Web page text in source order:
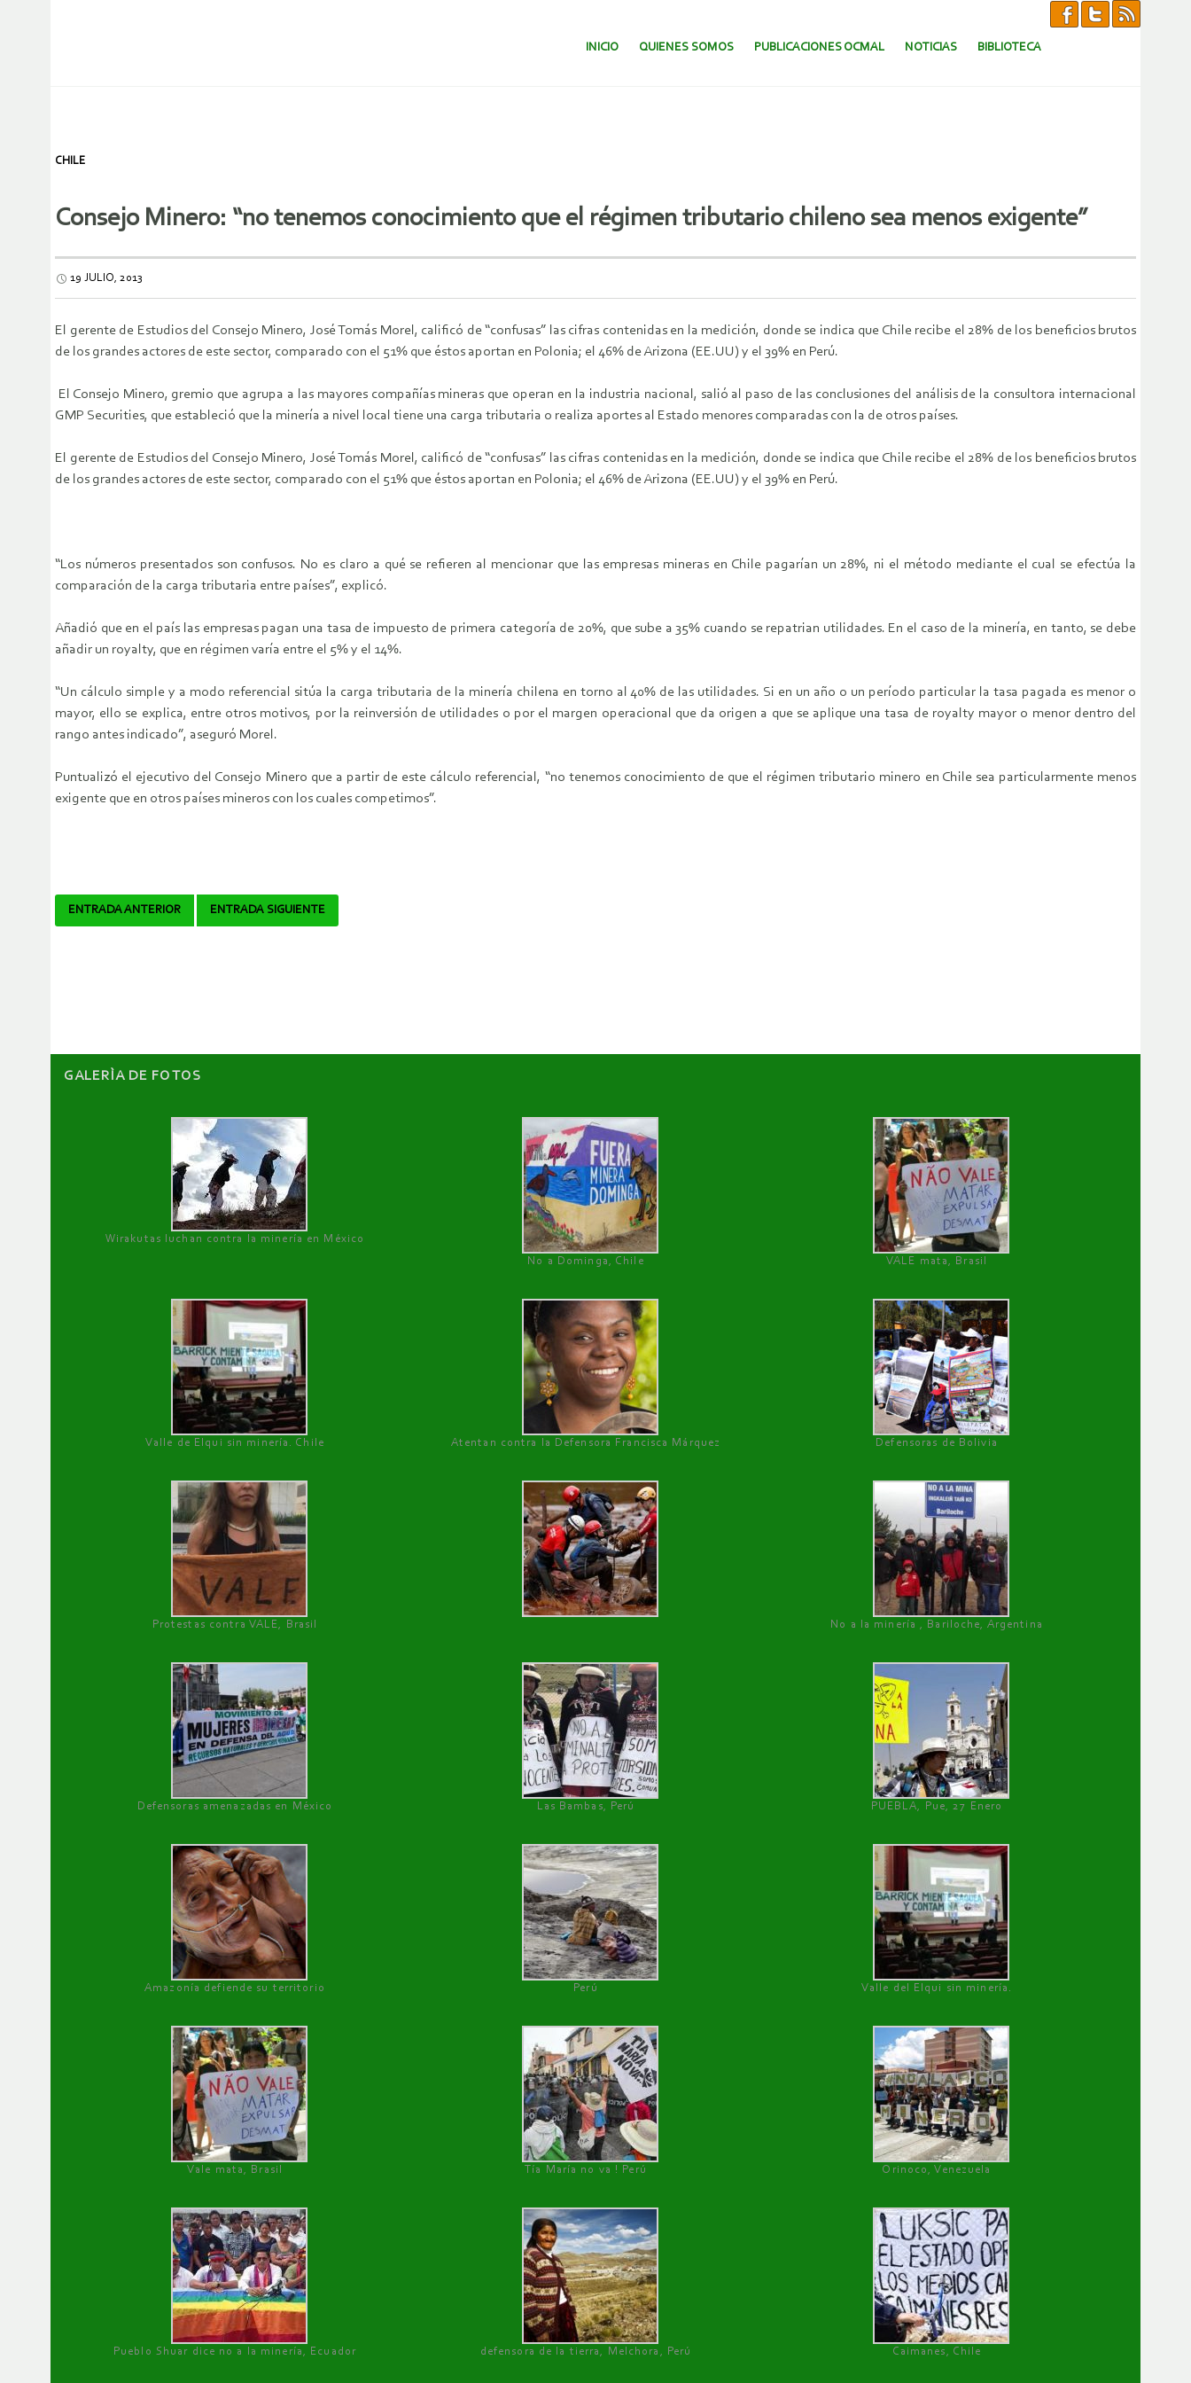
SALTAR AL CONTENIDO.
INICIO QUIENES SOMOS PUBLICACIONES OCMAL NOTICIAS BIBLIOTECA
CHILE
Consejo Minero: “no tenemos conocimiento que el régimen tributario chileno sea menos exigente”
19 JULIO, 2013
El gerente de Estudios del Consejo Minero, José Tomás Morel, calificó de “confusas” las cifras contenidas en la medición, donde se indica que Chile recibe el 28% de los beneficios brutos
de los grandes actores de este sector, comparado con el 51% que éstos aportan en Polonia; el 46% de Arizona (EE.UU) y el 39% en Perú.
El Consejo Minero, gremio que agrupa a las mayores compañías mineras que operan en la industria nacional, salió al paso de las conclusiones del análisis de la consultora internacional
GMP Securities, que estableció que la minería a nivel local tiene una carga tributaria o realiza aportes al Estado menores comparadas con la de otros países.
El gerente de Estudios del Consejo Minero, José Tomás Morel, calificó de “confusas” las cifras contenidas en la medición, donde se indica que Chile recibe el 28% de los beneficios brutos
de los grandes actores de este sector, comparado con el 51% que éstos aportan en Polonia; el 46% de Arizona (EE.UU) y el 39% en Perú.
“Los números presentados son confusos. No es claro a qué se refieren al mencionar que las empresas mineras en Chile pagarían un 28%, ni el método mediante el cual se efectúa la
comparación de la carga tributaria entre países”, explicó.
Añadió que en el país las empresas pagan una tasa de impuesto de primera categoría de 20%, que sube a 35% cuando se repatrian utilidades. En el caso de la minería, en tanto, se debe
añadir un royalty, que en régimen varía entre el 5% y el 14%.
“Un cálculo simple y a modo referencial sitúa la carga tributaria de la minería chilena en torno al 40% de las utilidades. Si en un año o un período particular la tasa pagada es menor o
mayor, ello se explica, entre otros motivos, por la reinversión de utilidades o por el margen operacional que da origen a que se aplique una tasa de royalty mayor o menor dentro del
rango antes indicado”, aseguró Morel.
Puntualizó el ejecutivo del Consejo Minero que a partir de este cálculo referencial, “no tenemos conocimiento de que el régimen tributario minero en Chile sea particularmente menos
exigente que en otros países mineros con los cuales competimos”.
Navegador
ENTRADA ANTERIOR ENTRADA SIGUIENTE
GALERÌA DE FOTOS
Wirakutas luchan contra la minería en México
No a Dominga, Chile
VALE mata, Brasil
Valle de Elqui sin minería. Chile Atentan contra la Defensora Francisca Márquez Defensoras de Bolivia
Protestas contra VALE, Brasil No a la minería , Bariloche, Argentina
Defensoras amenazadas en México Las Bambas, Perú PUEBLA, Pue, 27 Enero
Amazonía defiende su territorio Perú Valle del Elqui sin minería.
Vale mata, Brasil Tía María no va ! Perú Orinoco, Venezuela
Pueblo Shuar dice no a la minería, Ecuador defensora de la tierra, Melchora, Perú Caimanes, Chile